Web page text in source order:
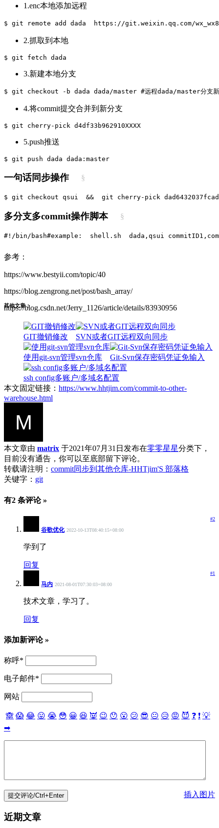
1.enc本地添加远程
$ git remote add dada  https://git.weixin.qq.com/
2.抓取到本地
$ git fetch dada
3.新建本地分支
$ git checkout -b dada dada/master #远程dada/master分支新建
4.将commit提交合并到新分支
$ git cherry-pick d4df33b962910XXXX
5.push推送
$ git push dada dada:master
一句话同步操作 §
$ git checkout qsui  &&  git cherry-pick
多分支多commit操作脚本 §
#!/bin/bash#example:  shell.sh  dada,qsui
参考：
https://www.bestyii.com/topic/40
https://blog.zengrong.net/post/bash_array/
https://blog.csdn.net/Jerry_1126/article/details/83930956
其他文章：
GIT撤销修改 SVN或者GIT远程双向同步
使用git-svn管理svn仓库 Git-Svn保存密码凭证免输入
ssh config多账户/多域名配置
本文固定链接： https://www.hhtjim.com/commit-to-other-
warehouse.html
本文章由 matrix 于2021年07月31日发布在零零星星分类下，
目前没有通告，你可以至底部留下评论。
转载请注明： commit同步到其他仓库-HHTjim'S 部落格
关键字： git
有2 条评论 »
谷歌优化 2022-10-13T08:40:15+08:00
#2
学到了
回复
马内 2021-08-01T07:30:03+08:00
#1
技术文章，学习了。
回复
添加新评论 »
称呼*
电子邮件*
网站
🙈 😱 😂 😛 😭 😳 😀 😆 👿 😉 😯 😮 😕 😎 😐 😥 😡 😈 ❓ ❗ 💡
➡
插入图片
近期文章